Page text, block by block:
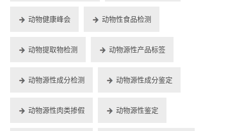
动物健康峰会 动物性食品检测
动物提取物检测 动物源性产品标签
动物源性成分检测 动物源性成分鉴定
动物源性肉类掺假 动物源性鉴定